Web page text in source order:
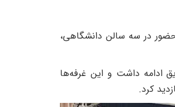
سازمان با حضور در سه سالن‌ دانشگاهی،
ادامه داشت و این غرفه‌ها
کرد.